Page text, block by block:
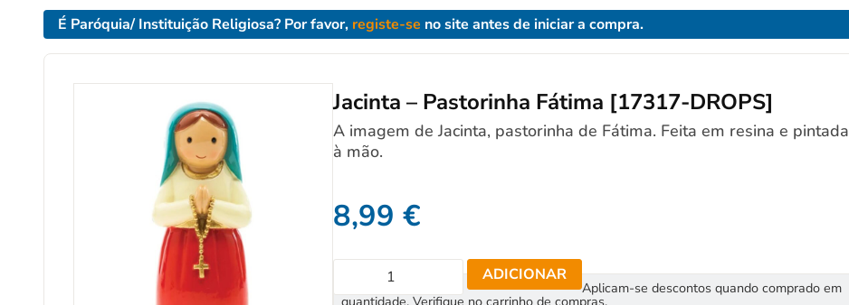
É Paróquia/ Instituição Religiosa? Por favor, registe-se no site antes de iniciar a compra.
Jacinta – Pastorinha Fátima [17317-DROPS]
A imagem de Jacinta, pastorinha de Fátima. Feita em resina e pintada
à mão.
8,99€
ADICIONAR
Aplicam-se descontos quando comprado em
quantidade. Verifique no carrinho de compras.